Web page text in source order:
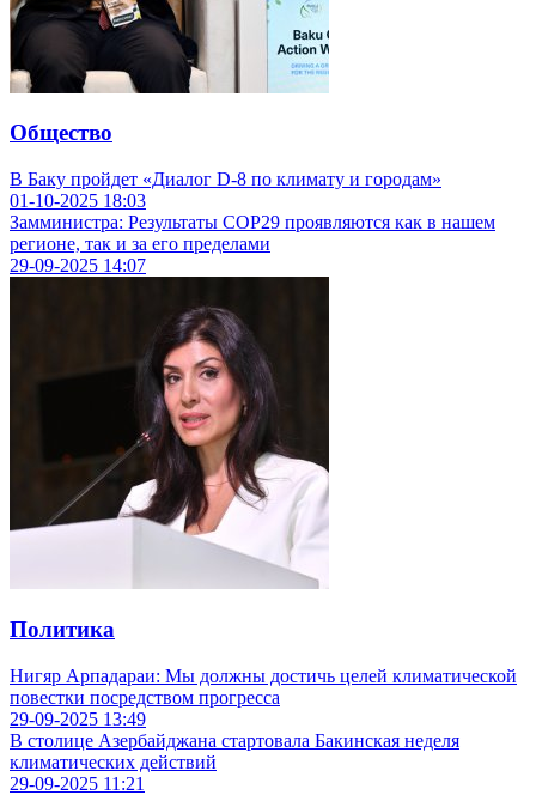
Общество
В Баку пройдет «Диалог D-8 по климату и городам»
01-10-2025 18:03
Замминистра: Результаты COP29 проявляются как в нашем
регионе, так и за его пределами
29-09-2025 14:07
Политика
Нигяр Арпадараи: Мы должны достичь целей климатической
повестки посредством прогресса
29-09-2025 13:49
В cтолице Азербайджана стартовала Бакинская неделя
климатических действий
29-09-2025 11:21